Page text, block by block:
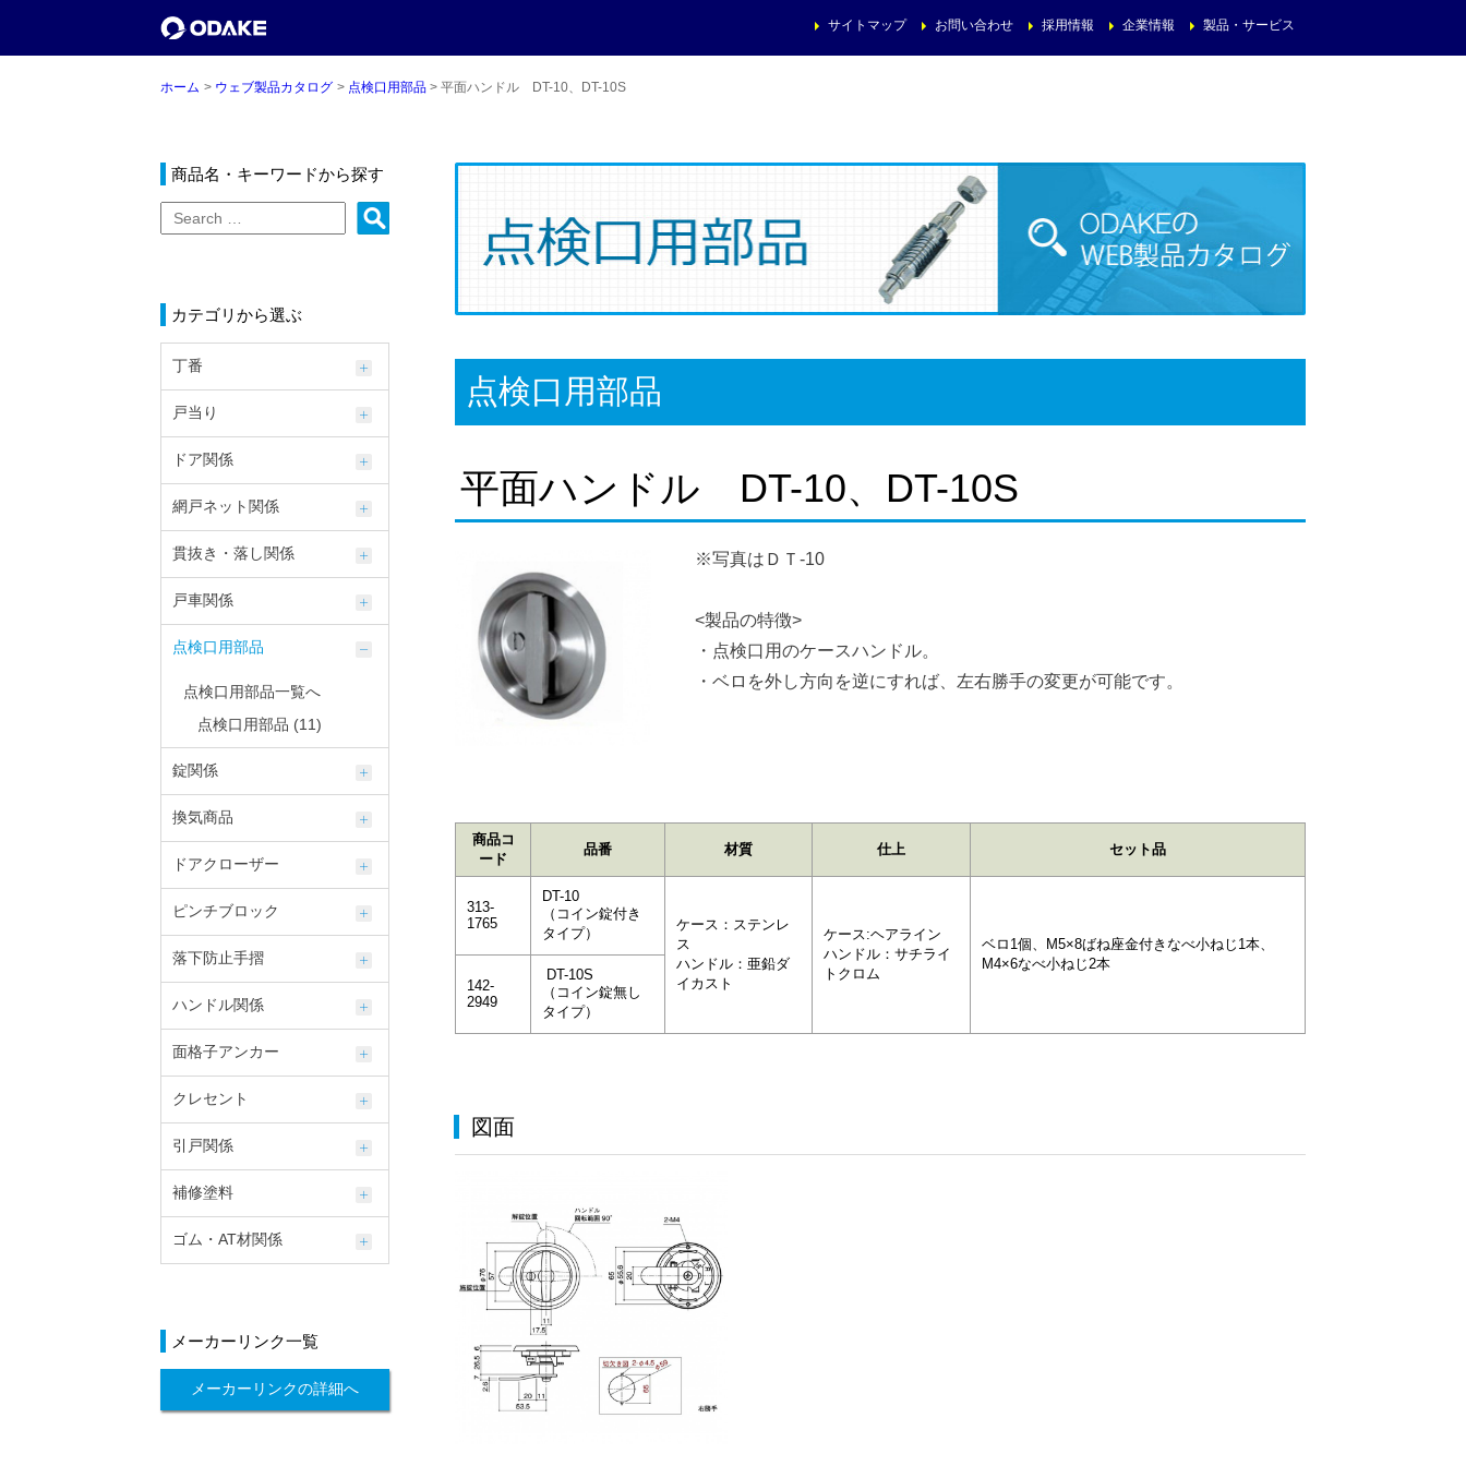
製品・サービス
企業情報
採用情報
お問い合わせ
サイトマップ
ホーム ウェブ製品カタログ 点検口用部品 平面ハンドル DT-10、DT-10S
点検口用部品
平面ハンドル DT-10、DT-10S
※写真はＤＴ-10
<製品の特徴>
・点検口用のケースハンドル。
・ベロを外し方向を逆にすれば、左右勝手の変更が可能です。
商品コ
ード
品番 材質 仕上 セット品
313-
1765
DT-10
（コイン錠付き
タイプ）
ケース：ステンレ
ス
ハンドル：亜鉛ダ
イカスト
ケース:ヘアライン
ハンドル：サチライ
トクロム
ベロ1個、M5×8ばね座金付きなべ小ねじ1本、
M4×6なべ小ねじ2本
142-
2949
DT-10S
（コイン錠無し
タイプ）
図面
商品名・キーワードから探す
カテゴリから選ぶ
丁番
戸当り
ドア関係
網戸ネット関係
貫抜き・落し関係
戸車関係
点検口用部品
点検口用部品一覧へ
点検口用部品 (11)
錠関係
換気商品
ドアクローザー
ピンチブロック
落下防止手摺
ハンドル関係
面格子アンカー
クレセント
引戸関係
補修塗料
ゴム・AT材関係
メーカーリンク一覧
メーカーリンクの詳細へ